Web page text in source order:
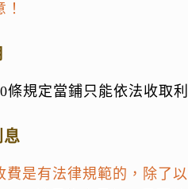
條規定當鋪只能依法收取
息
費是有法律規範的，除了